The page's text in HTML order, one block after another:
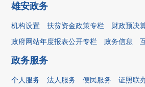
雄安政务
机构设置 扶贫资金政策专栏
财政预决
政府网站年度报表公开专栏
政务信息
政务服务
个人服务 法人服务 便民服务 证照联